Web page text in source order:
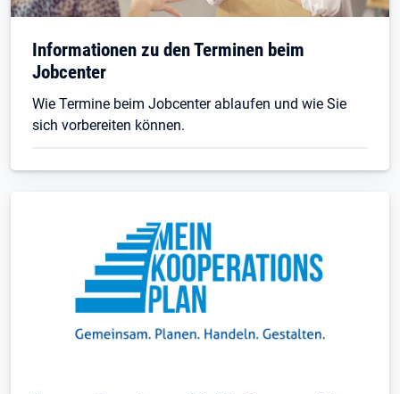
Informationen zu den Terminen beim
Jobcenter
Wie Termine beim Jobcenter ablaufen und wie Sie
sich vorbereiten können.